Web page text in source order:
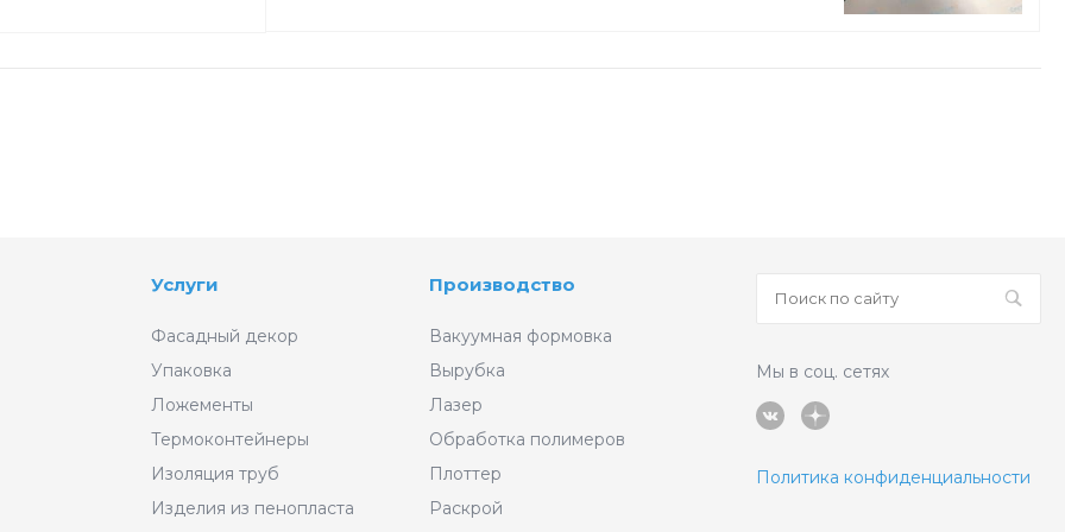
Услуги
Фасадный декор
Упаковка
Ложементы
Термоконтейнеры
Изоляция труб
Изделия из пенопласта
Производство
Вакуумная формовка
Вырубка
Лазер
Обработка полимеров
Плоттер
Раскрой
Мы в соц. сетях
Политика конфиденциальности